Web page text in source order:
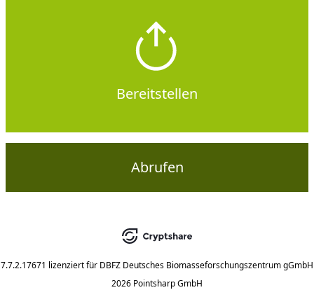
Bereitstellen
Abrufen
7.7.2.17671 lizenziert für DBFZ Deutsches Biomasseforschungszentrum gGmbH
2026 Pointsharp GmbH